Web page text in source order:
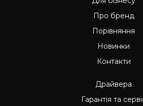
Про бренд
Порівняння
Новинки
Контакти
Драйвера
Гарантія та